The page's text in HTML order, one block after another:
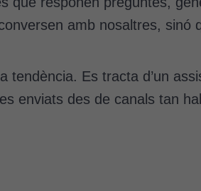
amb nosaltres, sinó
Es tracta d’un
enviats des de canals tan